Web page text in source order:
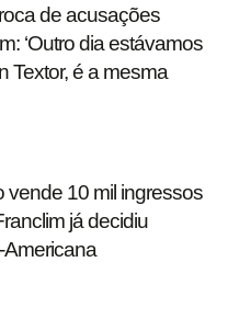
de acusações
‘Outro dia estávamos
Textor, é a mesma
vende 10 mil ingressos
já decidiu
Americana